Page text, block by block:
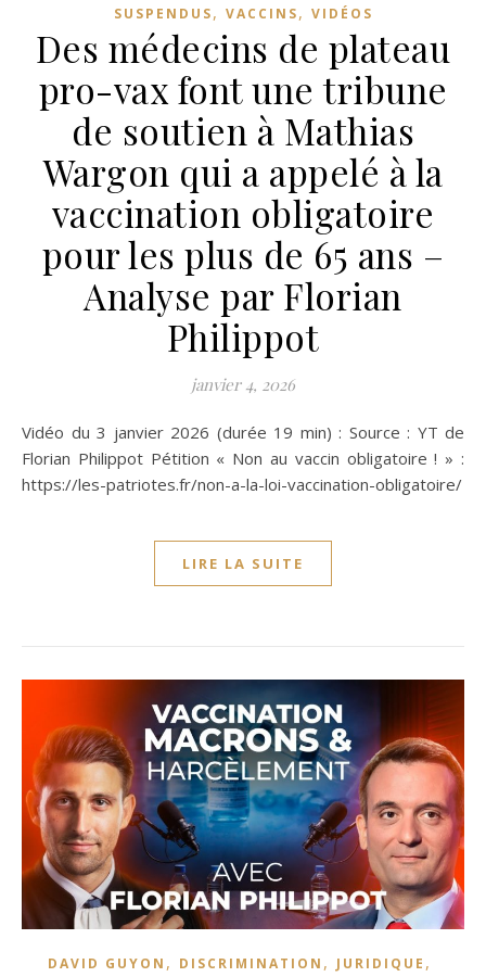
SUSPENDUS, VACCINS, VIDÉOS
Des médecins de plateau
pro-vax font une tribune
de soutien à Mathias
Wargon qui a appelé à la
vaccination obligatoire
pour les plus de 65 ans –
Analyse par Florian
Philippot
janvier 4, 2026
Vidéo du 3 janvier 2026 (durée 19 min) : Source : YT de
Florian Philippot Pétition « Non au vaccin obligatoire ! » :
https://les-patriotes.fr/non-a-la-loi-vaccination-obligatoire/
LIRE LA SUITE
DAVID GUYON , DISCRIMINATION , JURIDIQUE ,